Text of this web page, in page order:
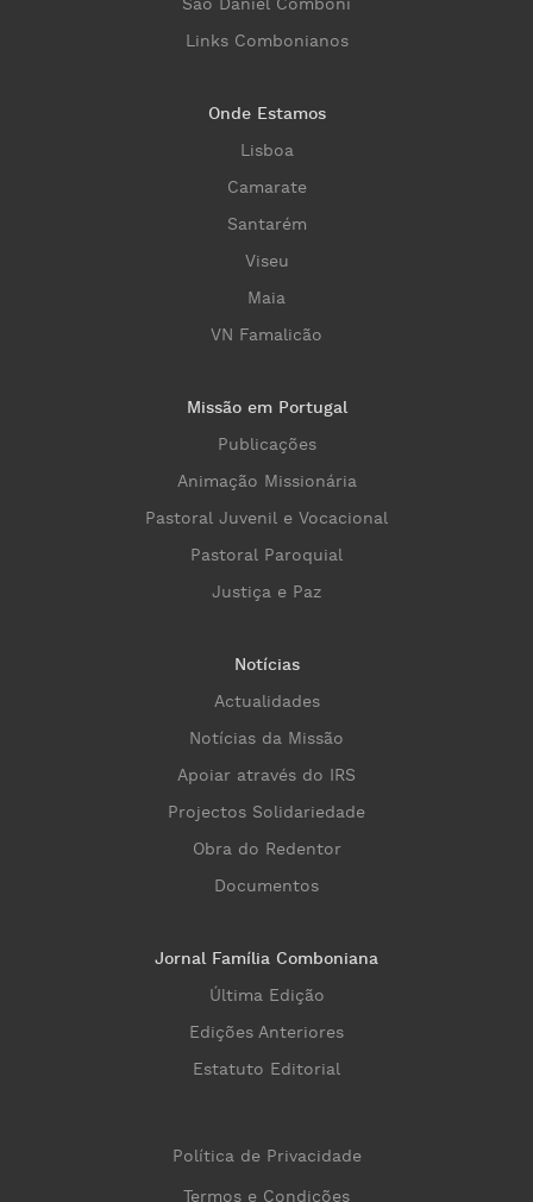
São Daniel Comboni
Links Combonianos
Onde Estamos
Lisboa
Camarate
Santarém
Viseu
Maia
VN Famalicão
Missão em Portugal
Publicações
Animação Missionária
Pastoral Juvenil e Vocacional
Pastoral Paroquial
Justiça e Paz
Notícias
Actualidades
Notícias da Missão
Apoiar através do IRS
Projectos Solidariedade
Obra do Redentor
Documentos
Jornal Família Comboniana
Última Edição
Edições Anteriores
Estatuto Editorial
Política de Privacidade
Termos e Condições